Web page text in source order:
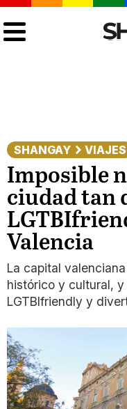
SHANGAY VIAJES
Imposible
ciudad tan
Valencia
La capital
histórico y cultural,
LGTBIfriendly y